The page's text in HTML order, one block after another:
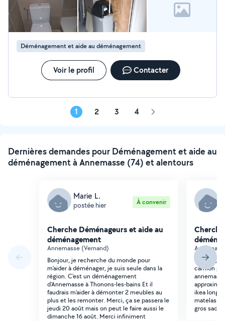
Déménagement et aide au déménagement
Voir le profil Contacter
1 2 3 4 Page
Dernières demandes pour Déménagement et aide au
déménagement à Annemasse (74) et alentours
Marie L.
postée hier À convenir
Cherche Déménageurs et aide au
déménagement
Annemasse (Vernand)
Bonjour, je recherche du monde pour
m'aider à déménager, je suis seule dans la
région. C'est un déménagement
d'Annemasse à Thonons-les-bains Et il
faudrais m'aider à démonter 2 meubles au
plus et les remonter. Merci, ça se passera le
jeudi 20 août mais on peut le faire aussi le
dimanche 16 août. Merci infiniment
Bonjour,
camion
ikea
matelas 2
gros sacs